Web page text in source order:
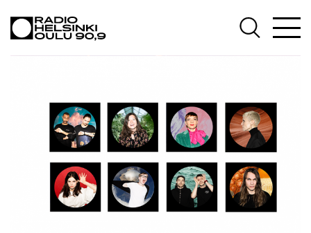
AJANKOHTAISTA
OHJELMAT
TEKIJÄT
ON-DEMAND
PODCAST
MAINOSTA
YHTEYSTIEDOT